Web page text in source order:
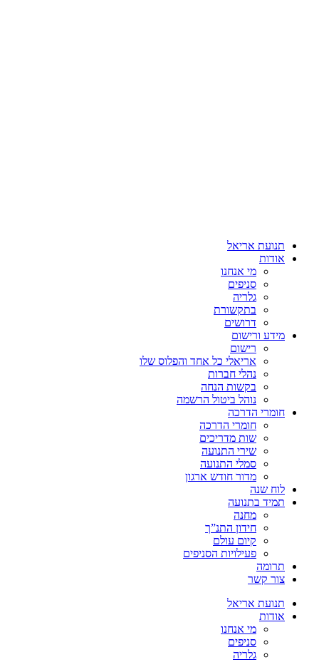
תנועת אריאל
אודות
מי אנחנו
סניפים
גלריה
בתקשורת
דרושים
מידע ורישום
רישום
אריאלי כל אחד והפלוס שלו
נהלי חברות
בקשות הנחה
נוהל ביטול הרשמה
חומרי הדרכה
חומרי הדרכה
שות מדריכים
שירי התנועה
סמלי התנועה
מדור חודש ארגון
לוח שנה
תמיד בתנועה
מחנה
חידון התנ”ך
קיום עולם
פעילויות הסניפים
תרומה
צור קשר
תנועת אריאל
אודות
מי אנחנו
סניפים
גלריה